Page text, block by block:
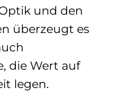
und den
überzeugt es
die Wert auf
legen.